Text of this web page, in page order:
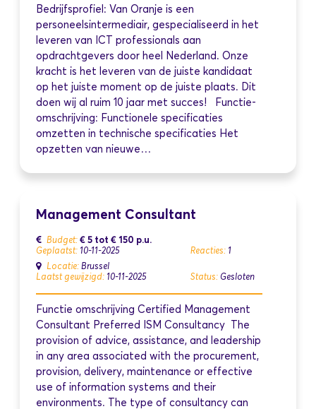
Bedrijfsprofiel: Van Oranje is een
personeelsintermediair, gespecialiseerd in het
leveren van ICT professionals aan
opdrachtgevers door heel Nederland. Onze
kracht is het leveren van de juiste kandidaat
op het juiste moment op de juiste plaats. Dit
doen wij al ruim 10 jaar met succes! Functie-
omschrijving: Functionele specificaties
omzetten in technische specificaties Het
opzetten van nieuwe…
Management Consultant
Budget: € 5 tot € 150 p.u.
Geplaatst: 10-11-2025 Reacties: 1
Locatie: Brussel
Laatst gewijzigd: 10-11-2025 Status: Gesloten
Functie omschrijving Certified Management
Consultant Preferred ISM Consultancy The
provision of advice, assistance, and leadership
in any area associated with the procurement,
provision, delivery, maintenance or effective
use of information systems and their
environments. The type of consultancy can